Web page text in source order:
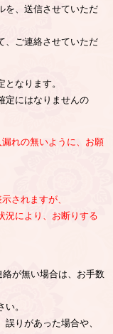
を、送信させていただ
、ご連絡させていただ
なります。
定にはなりませんの
れの無いように、お願
されますが、
況により、お断りする
が無い場合は、お手数
。
りがあった場合や、